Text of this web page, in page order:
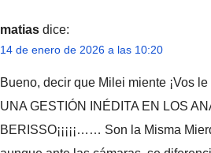
matias dice:
14 de enero de 2026 a las 10:20
Bueno, decir que Milei miente ¡Vos
UNA GESTIÓN INÉDITA EN LOS
BERISSO¡¡¡¡¡…… Son la Misma